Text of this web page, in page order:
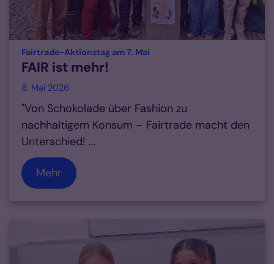
Fairtrade-Aktionstag am 7. Mai
FAIR ist mehr!
8. Mai 2026
"Von Schokolade über Fashion zu
nachhaltigem Konsum – Fairtrade macht den
Unterschied! ...
Mehr